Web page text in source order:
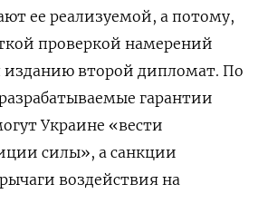
ее реализуемой, а потому,
проверкой намерений
изданию второй дипломат. По
гарантии
Украине «вести
силы», а санкции
воздействия на